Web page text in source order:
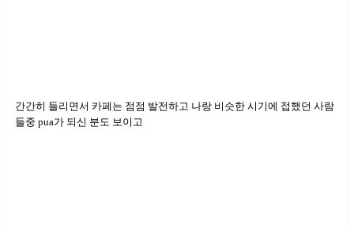
간간히 들리면서 카페는 점점 발전하고 나랑 비슷한 시기에 접했던 사람
들중 pua가 되신 분도 보이고